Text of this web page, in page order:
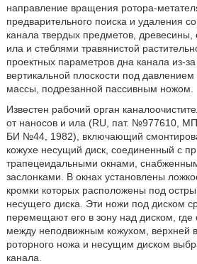
направление вращения ротора-
предварительного поиска и удаления
канала твердых предметов,
ила и стеблями травянистой
проектных параметров дна канала из-
вертикальной плоскости под давлением
массы, подрезанной пассивным ножом.
Известен рабочий орган
от наносов и ила (RU, пат. №977610,
БИ №44, 1982), включающий
кожухе несущий диск, соединенный с
трапецеидальными окнами,
заслонками. В окнах установлены
кромки которых расположены под
несущего диска. Эти ножи под диском
перемещают его в зону над диском, где
между неподвижным кожухом, верхней
роторного ножа и несущим диском
канала.